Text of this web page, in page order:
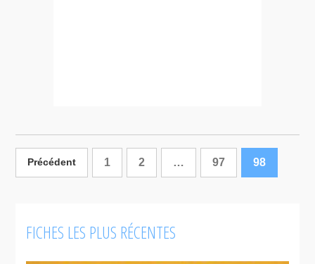
Précédent 1 2 … 97 98
FICHES LES PLUS RÉCENTES